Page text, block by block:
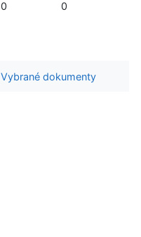
0 0
Vybrané dokumenty